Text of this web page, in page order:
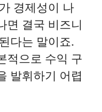
경제성이 나
면 결국 비즈니
다는 말이죠.
적으로 수익 구
발휘하기 어렵